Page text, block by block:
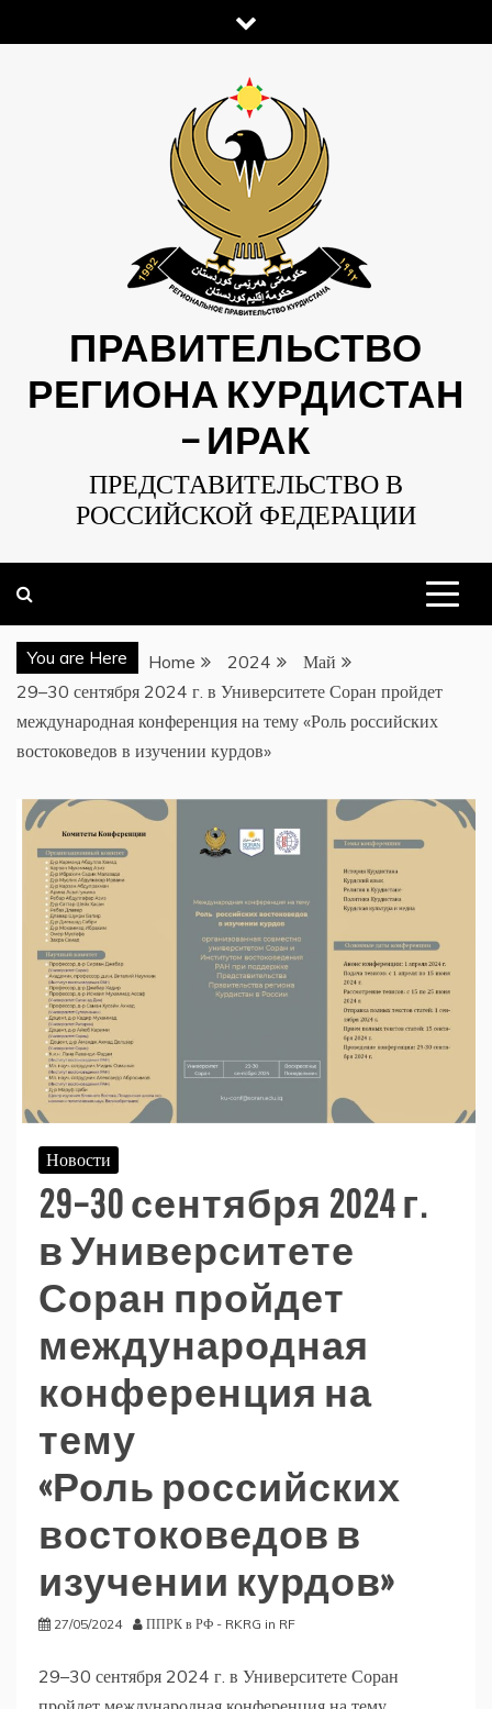
to
ПРАВИТЕЛЬСТВО
РЕГИОНА КУРДИСТАН
— ИРАК
ПРЕДСТАВИТЕЛЬСТВО В
РОССИЙСКОЙ ФЕДЕРАЦИИ
You are Here Home 2024
Май
29–30 сентября 2024 г. в Университете Соран пройдет
международная конференция на тему «Роль российских
востоковедов в изучении курдов»
Новости
29–30 сентября 2024 г.
в Университете
Соран пройдет
международная
конференция на
тему
«Роль российских
востоковедов в
изучении курдов»
27/05/2024 ППРК в РФ - RKRG in RF
29–30 сентября 2024 г. в Университете Соран